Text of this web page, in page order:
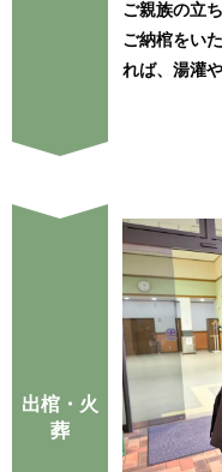
ご親族の立
ご納棺をい
れば、湯灌
出棺・火
葬